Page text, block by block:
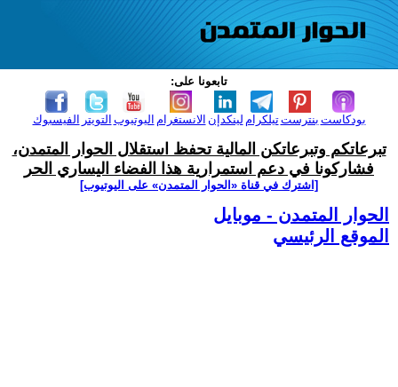
تابعونا على:
الفيسبوك التويتر اليوتيوب الانستغرام لينكدإن تيلكرامبنترست بودكاست
تبرعاتكم وتبرعاتكن المالية تحفظ استقلال الحوار المتمدن،
فشاركونا في دعم استمرارية هذا الفضاء اليساري الحر
[اشترك في قناة ‫«الحوار المتمدن» على اليوتيوب]
الحوار المتمدن - موبايل
الموقع الرئيسي